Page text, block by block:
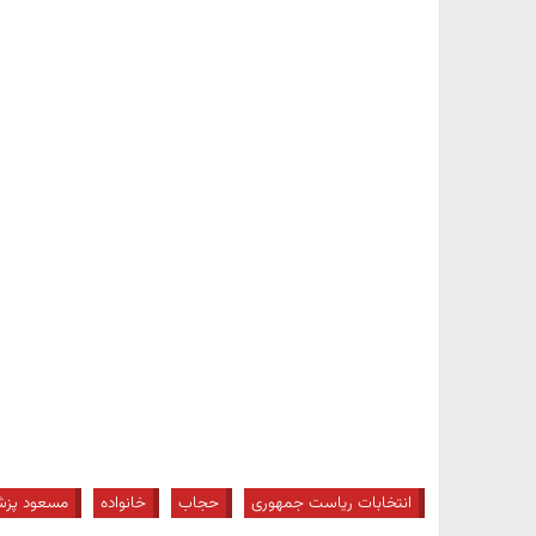
انتخابات ریاست جمهوری حجاب خانواده مسعود